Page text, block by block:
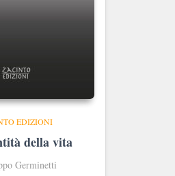
EDIZIONI
della vita
Germinetti